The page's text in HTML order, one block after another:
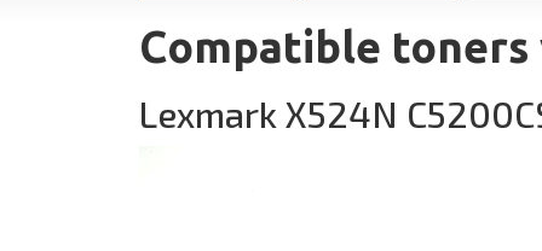
Compatible toners
Lexmark X524N